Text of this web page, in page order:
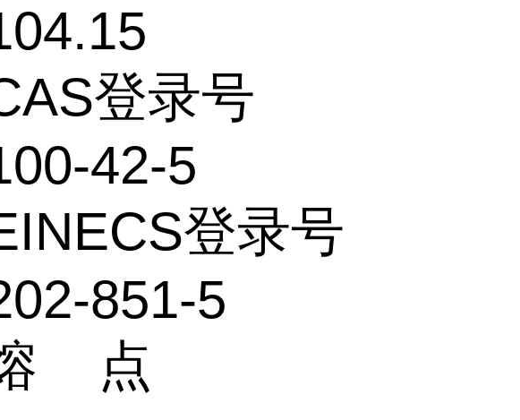
登录号
42-5
登录号
851-5
点